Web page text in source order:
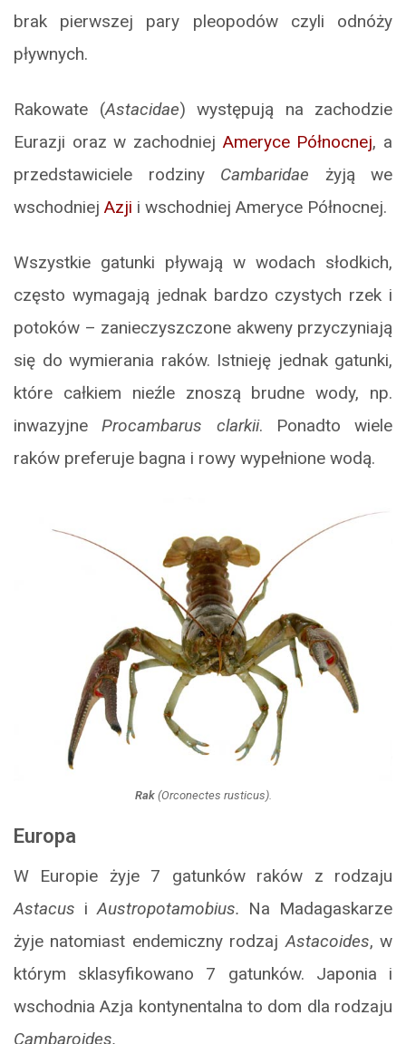
brak pierwszej pary pleopodów czyli odnóży
pływnych.
Rakowate (Astacidae) występują na zachodzie
Eurazji oraz w zachodniej Ameryce Północnej, a
przedstawiciele rodziny Cambaridae żyją we
wschodniej Azji i wschodniej Ameryce Północnej.
Wszystkie gatunki pływają w wodach słodkich,
często wymagają jednak bardzo czystych rzek i
potoków – zanieczyszczone akweny przyczyniają
się do wymierania raków. Istnieję jednak gatunki,
które całkiem nieźle znoszą brudne wody, np.
inwazyjneProcambarus clarkii. Ponadto wiele
raków preferuje bagna i rowy wypełnione wodą.
Rak(Orconectes rusticus).
Europa
W Europie żyje 7 gatunków raków z rodzaju
Astacus iAustropotamobius. Na Madagaskarze
żyje natomiast endemiczny rodzajAstacoides, w
którym sklasyfikowano 7 gatunków. Japonia i
wschodnia Azja kontynentalna to dom dla rodzaju
Cambaroides.